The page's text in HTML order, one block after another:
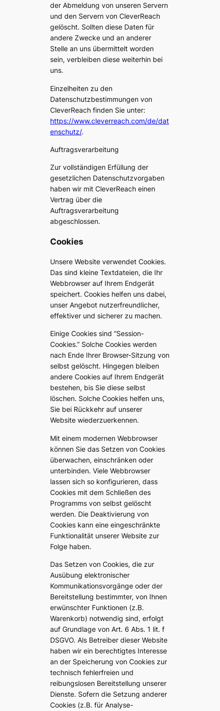
der Abmeldung von unseren Servern
und den Servern von CleverReach
gelöscht. Sollten diese Daten für
andere Zwecke und an anderer
Stelle an uns übermittelt worden
sein, verbleiben diese weiterhin bei
uns.
Einzelheiten zu den
Datenschutzbestimmungen von
CleverReach finden Sie unter:
https://www.cleverreach.com/de/dat
enschutz/.
Auftragsverarbeitung
Zur vollständigen Erfüllung der
gesetzlichen Datenschutzvorgaben
haben wir mit CleverReach einen
Vertrag über die
Auftragsverarbeitung
abgeschlossen.
Cookies
Unsere Website verwendet Cookies.
Das sind kleine Textdateien, die Ihr
Webbrowser auf Ihrem Endgerät
speichert. Cookies helfen uns dabei,
unser Angebot nutzerfreundlicher,
effektiver und sicherer zu machen.
Einige Cookies sind “Session-
Cookies.” Solche Cookies werden
nach Ende Ihrer Browser-Sitzung von
selbst gelöscht. Hingegen bleiben
andere Cookies auf Ihrem Endgerät
bestehen, bis Sie diese selbst
löschen. Solche Cookies helfen uns,
Sie bei Rückkehr auf unserer
Website wiederzuerkennen.
Mit einem modernen Webbrowser
können Sie das Setzen von Cookies
überwachen, einschränken oder
unterbinden. Viele Webbrowser
lassen sich so konfigurieren, dass
Cookies mit dem Schließen des
Programms von selbst gelöscht
werden. Die Deaktivierung von
Cookies kann eine eingeschränkte
Funktionalität unserer Website zur
Folge haben.
Das Setzen von Cookies, die zur
Ausübung elektronischer
Kommunikationsvorgänge oder der
Bereitstellung bestimmter, von Ihnen
erwünschter Funktionen (z.B.
Warenkorb) notwendig sind, erfolgt
auf Grundlage von Art. 6 Abs. 1 lit. f
DSGVO. Als Betreiber dieser Website
haben wir ein berechtigtes Interesse
an der Speicherung von Cookies zur
technisch fehlerfreien und
reibungslosen Bereitstellung unserer
Dienste. Sofern die Setzung anderer
Cookies (z.B. für Analyse-